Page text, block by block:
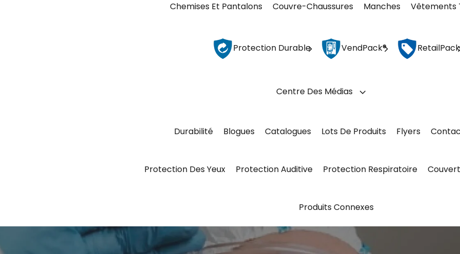
Chemises Et Pantalons Couvre-Chaussures Manches Vêtements
Protection Durable VendPack® RetailPack
Durabilité
Centre Des Médias
Blogues Catalogues Lots De Produits Flyers
Protection Des Yeux Protection Auditive Protection Respiratoire
Produits Connexes